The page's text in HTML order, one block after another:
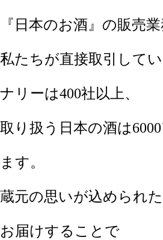
『日本のお酒』の販売業
私たちが直接取引して
ナリーは400社以上、
取り扱う日本の酒は
ます。
蔵元の思いが込められ
お届けすることで